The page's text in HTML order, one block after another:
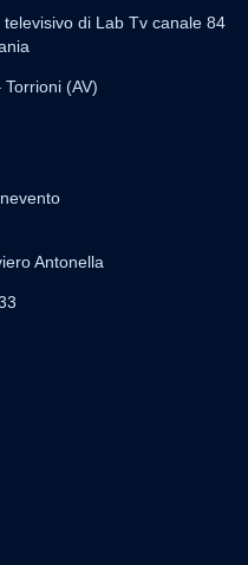
di Lab Tv canale 84
(AV)
Antonella